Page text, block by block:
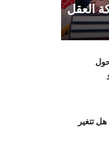
العقل
تتغير